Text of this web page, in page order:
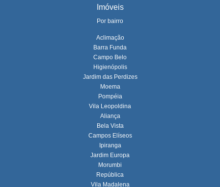
Imóveis
Por bairro
Aclimação
Barra Funda
Campo Belo
Higienópolis
Jardim das Perdizes
Moema
Pompéia
Vila Leopoldina
Aliança
Bela Vista
Campos Elíseos
Ipiranga
Jardim Europa
Morumbi
República
Vila Madalena